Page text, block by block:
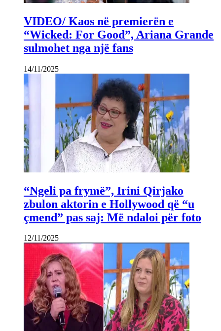
VIDEO/ Kaos në premierën e
“Wicked: For Good”, Ariana Grande
sulmohet nga një fans
14/11/2025
“Ngeli pa frymë”, Irini Qirjako
zbulon aktorin e Hollywood që “u
çmend” pas saj: Më ndaloi për foto
12/11/2025